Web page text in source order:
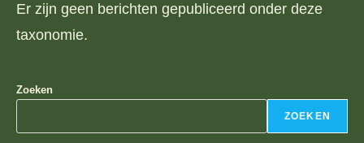
Er zijn geen berichten gepubliceerd onder deze
taxonomie.
Zoeken
ZOEKEN